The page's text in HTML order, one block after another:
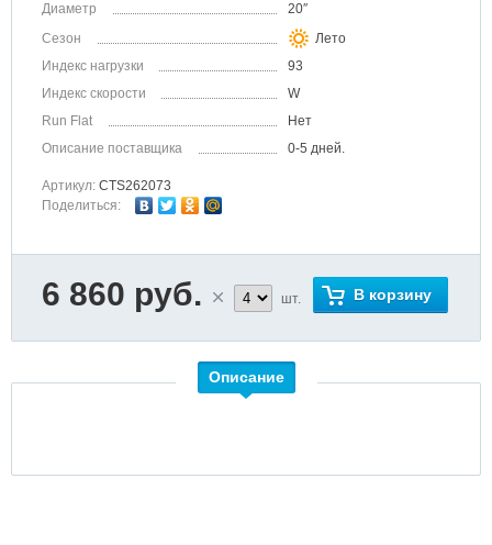
Диаметр
20″
Сезон
Лето
Индекс нагрузки
93
Индекс скорости
W
Run Flat
Нет
Описание поставщика
0-5 дней.
Артикул: CTS262073
Поделиться:
6 860 руб. шт. В корзину
Описание